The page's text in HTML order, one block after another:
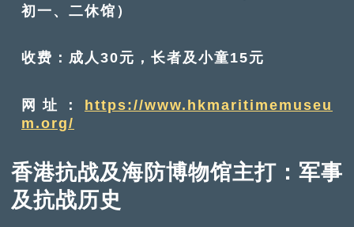
初一、二休馆）
收费：成人30元，长者及小童15元
网址： https://www.hkmaritimemuseu
m.org/
香港抗战及海防博物馆主打：军事
及抗战历史